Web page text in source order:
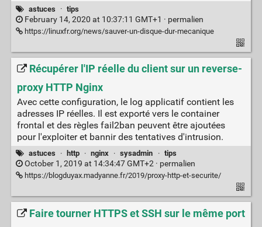
astuces · tips
February 14, 2020 at 10:37:11 GMT+1 · permalien
https://linuxfr.org/news/sauver-un-disque-dur-mecanique
Récupérer l'IP réelle du client sur un reverse-
proxy HTTP Nginx
Avec cette configuration, le log applicatif contient les
adresses IP réelles. Il est exporté vers le container
frontal et des règles fail2ban peuvent être ajoutées
pour l'exploiter et bannir des tentatives d'intrusion.
astuces · http · nginx · sysadmin · tips
October 1, 2019 at 14:34:47 GMT+2 · permalien
https://blogduyax.madyanne.fr/2019/proxy-http-et-securite/
Faire tourner HTTPS et SSH sur le même port